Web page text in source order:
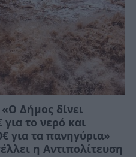
Δήμος δίνει
για το νερό και
για τα πανηγύρια»
η Αντιπολίτευση